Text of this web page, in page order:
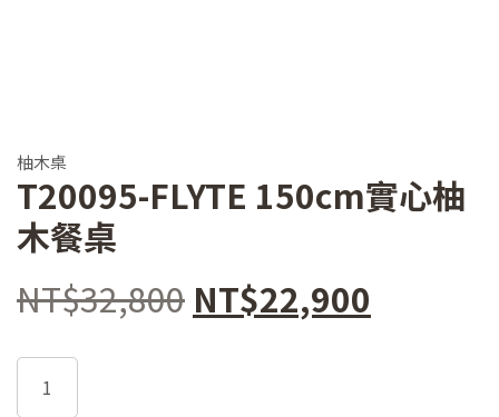
柚木桌
T20095-FLYTE 150cm實心柚
木餐桌
NT$32,800 原
NT$22,900
T20095-
FLYTE